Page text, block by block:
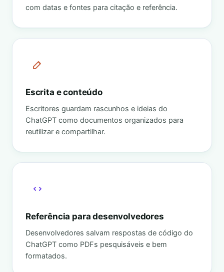
com datas e fontes para citação e referência.
Escrita e conteúdo
Escritores guardam rascunhos e ideias do
ChatGPT como documentos organizados para
reutilizar e compartilhar.
Referência para desenvolvedores
Desenvolvedores salvam respostas de código do
ChatGPT como PDFs pesquisáveis e bem
formatados.